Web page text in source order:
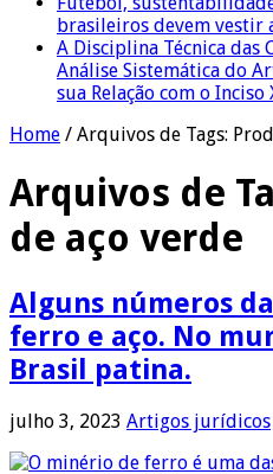
brasileiros devem vestir
A Disciplina Técnica das
Análise Sistemática do
sua Relação com o
Home / Arquivos de Tags:
Arquivos de
de aço verde
Alguns números
ferro e aço. No
Brasil patina.
julho 3, 2023 Artigos jurídicos